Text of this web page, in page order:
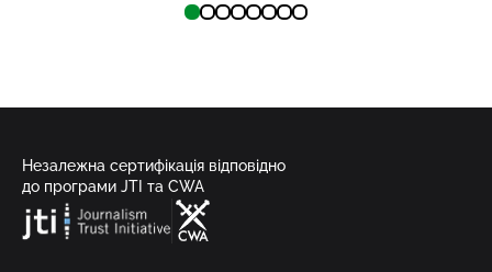
Незалежна сертифікація відповідно
до програми JTI та CWA